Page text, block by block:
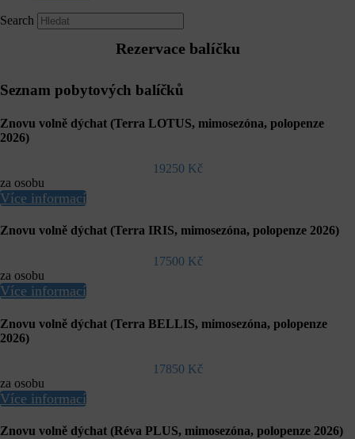
Search
Rezervace balíčku
Seznam pobytových balíčků
Znovu volně dýchat (Terra LOTUS, mimosezóna, polopenze
2026)
19250 Kč
za osobu
Více informací
Znovu volně dýchat (Terra IRIS, mimosezóna, polopenze 2026)
17500 Kč
za osobu
Více informací
Znovu volně dýchat (Terra BELLIS, mimosezóna, polopenze
2026)
17850 Kč
za osobu
Více informací
Znovu volně dýchat (Réva PLUS, mimosezóna, polopenze 2026)